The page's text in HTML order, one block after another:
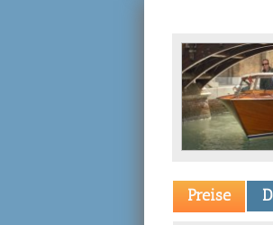
Preise